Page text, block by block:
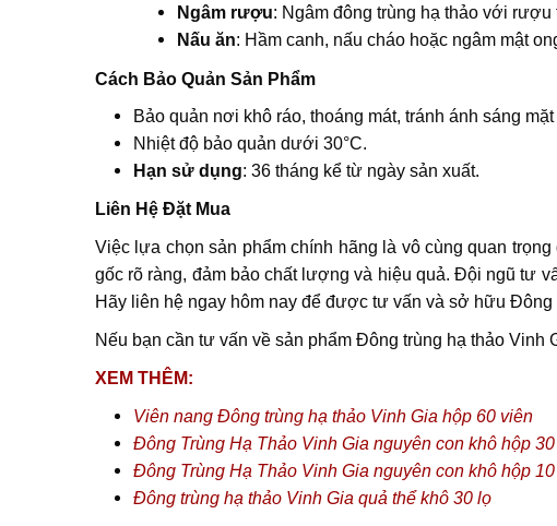
Ngâm rượu: Ngâm đông trùng hạ thảo với
Nấu ăn: Hầm canh, nấu cháo hoặc ngâm mật
Cách Bảo Quản Sản Phẩm
Bảo quản nơi khô ráo, thoáng mát, tránh ánh sáng
Nhiệt độ bảo quản dưới 30°C.
Hạn sử dụng: 36 tháng kể từ ngày sản xuất.
Liên Hệ Đặt Mua
Việc lựa chọn sản phẩm chính hãng là vô cùng quan
gốc rõ ràng, đảm bảo chất lượng và hiệu quả. Đội ngũ tư
Hãy liên hệ ngay hôm nay để được tư vấn và sở hữu
Nếu bạn cần tư vấn về sản phẩm Đông trùng hạ thảo Vinh
XEM THÊM:
Viên nang Đông trùng hạ thảo Vinh Gia hộp 60 viên
Đông Trùng Hạ Thảo Vinh Gia nguyên con khô hộp
Đông Trùng Hạ Thảo Vinh Gia nguyên con khô hộp
Đông trùng hạ thảo Vinh Gia quả thể khô 30 lọ